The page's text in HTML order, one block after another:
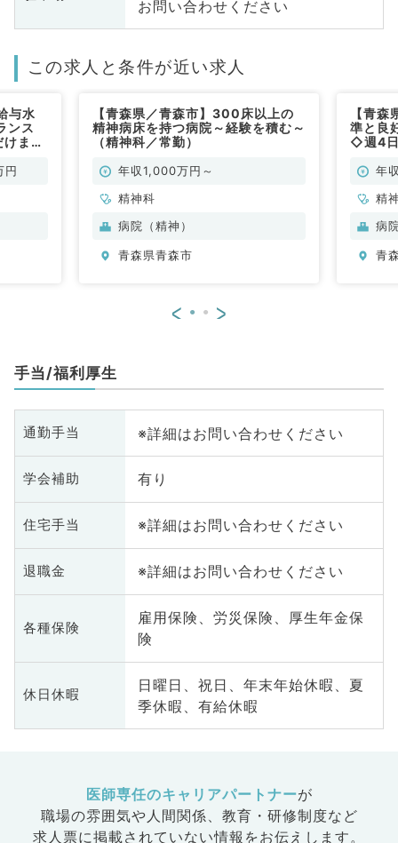
お問い合わせください
この求人と条件が近い求人
与水
ンス
ま
く
円
【青森県／青森市】300床以上の
精神病床を持つ病院～経験を積む～
（精神科／常勤）
年収1,000万円～
精神科
病院（精神）
青森県青森市
【青
準と良
◇週4日
2,200
も可
年
精
病
青
< >
手当/福利厚生
通勤手当 ※詳細はお問い合わせください
学会補助 有り
住宅手当 ※詳細はお問い合わせください
退職金 ※詳細はお問い合わせください
各種保険
雇用保険、労災保険、厚生年金保
険
休日休暇
日曜日、祝日、年末年始休暇、夏
季休暇、有給休暇
医師専任のキャリアパートナーが
職場の雰囲気や人間関係、 教育・研修制度など
求人票に掲載されていない情報をお伝えします。